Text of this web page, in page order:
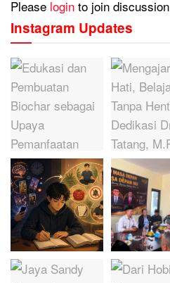
Please login to join discussion
Instagram Updates